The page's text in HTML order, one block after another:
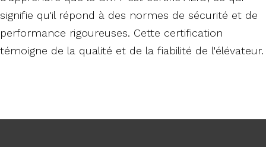
signifie qu'il répond à des normes de sécurité et de
performance rigoureuses. Cette certification
témoigne de la qualité et de la fiabilité de l'élévateur.